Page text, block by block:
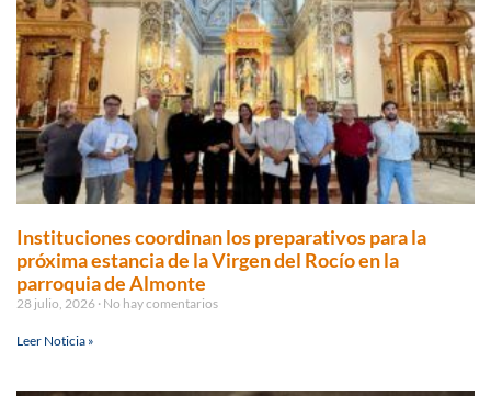
Instituciones coordinan los preparativos para la
próxima estancia de la Virgen del Rocío en la
parroquia de Almonte
28 julio, 2026 No hay comentarios
Leer Noticia »